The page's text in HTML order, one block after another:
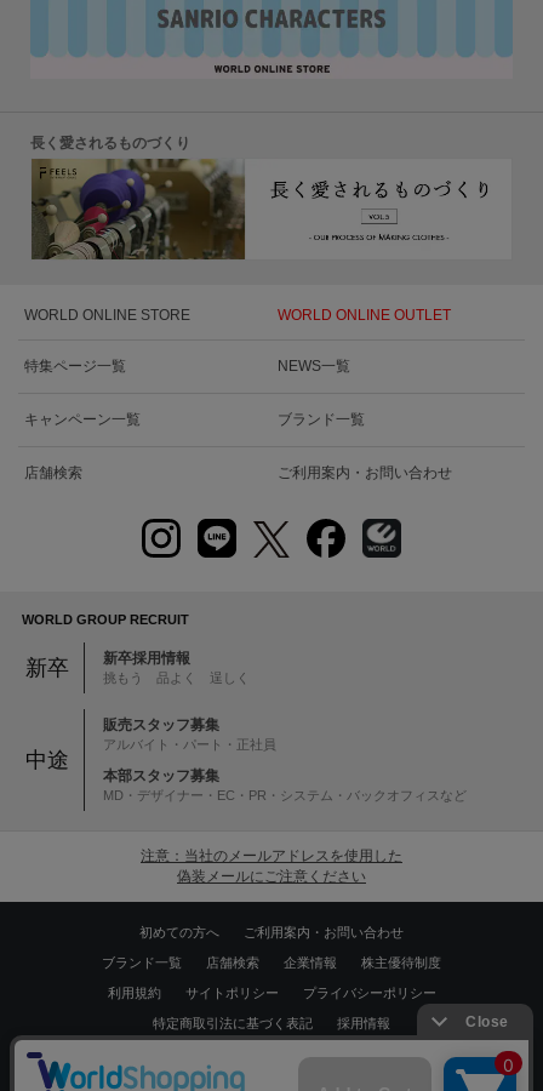
長く愛されるものづくり
WORLD ONLINE STORE WORLD ONLINE OUTLET
特集ページ一覧 NEWS一覧
キャンペーン一覧 ブランド一覧
店舗検索 ご利用案内・お問い合わせ
WORLD GROUP RECRUIT
新卒 新卒採用情報
挑もう 品よく 逞しく
中途
販売スタッフ募集
アルバイト・パート・正社員
本部スタッフ募集
MD・デザイナー・EC・PR・システム・バックオフィスなど
注意：当社のメールアドレスを使用した
偽装メールにご注意ください
初めての方へ ご利用案内・お問い合わせ
ブランド一覧 店舗検索 企業情報 株主優待制度
利用規約 サイトポリシー プライバシーポリシー
特定商取引法に基づく表記 採用情報
Copyrights © WORLD CO.,LTD. All rights reserved.